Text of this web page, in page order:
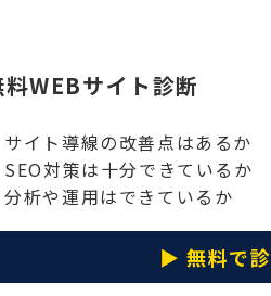
料WEBサイト診断
イト導線の改善点はあるか
対策は十分できているか
析や運用はできているか
▶︎無料で